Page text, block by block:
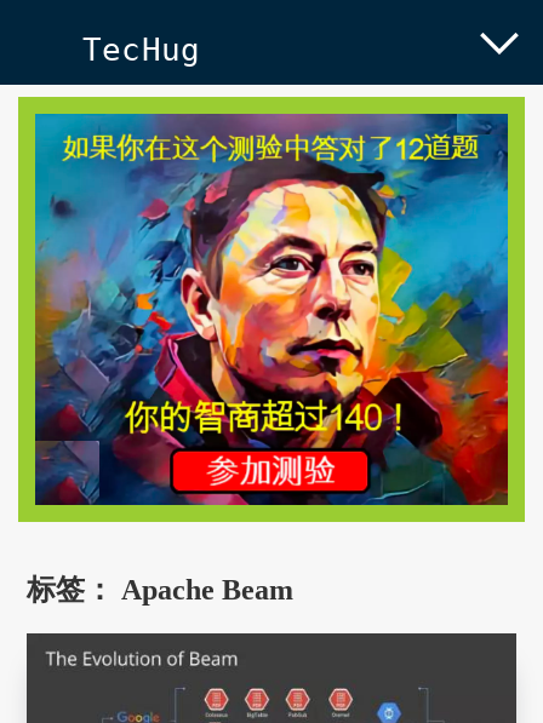
TecHug
标签：Apache Beam